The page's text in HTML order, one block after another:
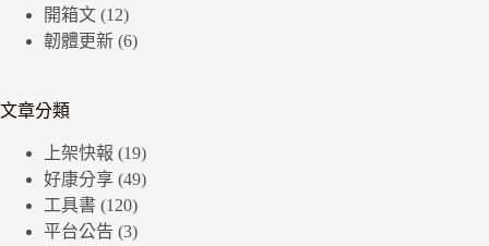
開箱文 (12)
韌體更新 (6)
文章分類
上架快報 (19)
好康分享 (49)
工具書 (120)
平台公告 (3)